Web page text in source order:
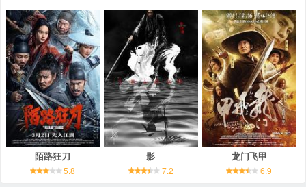
陌路狂刀
5.8
影
7.2
龙门飞甲
6.9